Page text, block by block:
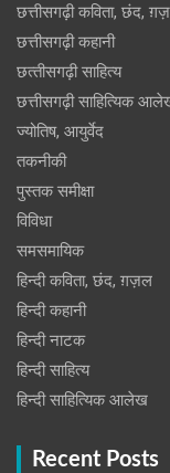
छत्तीसगढ़ी कविता, छंद,
छत्तीसगढ़ी कहानी
छत्‍तीसगढ़ी साहित्‍य
छत्तीसगढ़ी साहित्यिक
ज्योतिष, आयुर्वेद
तकनीकी
पुस्‍तक समीक्षा
विविधा
समसमायिक
हिन्दी कविता, छंद, ग़ज़ल
हिन्दी कहानी
हिन्‍दी नाटक
हिन्दी साहित्य
हिन्दी साहित्यिक आलेख
Recent Posts